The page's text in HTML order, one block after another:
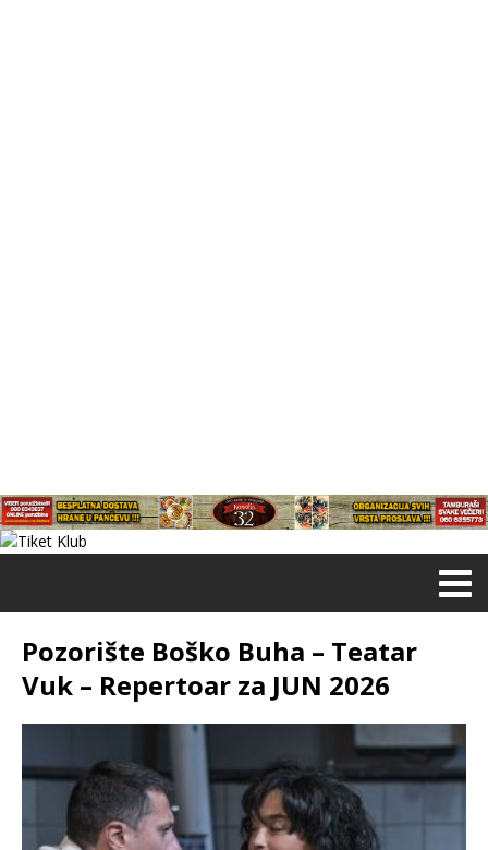
Pozorište Boško Buha – Teatar
Vuk – Repertoar za JUN 2026